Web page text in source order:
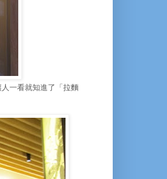
一看就知進了「拉麵